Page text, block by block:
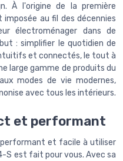
À l'origine de la première
imposée au fil des décennies
électroménager dans de
: simplifier le quotidien de
et connectés, le tout à
large gamme de produits du
modes de vie modernes,
avec tous les intérieurs.
et performant
et facile à utiliser
S est fait pour vous. Avec sa